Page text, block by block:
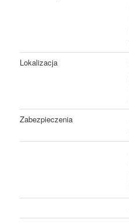
Lokalizacja
Zabezpieczenia